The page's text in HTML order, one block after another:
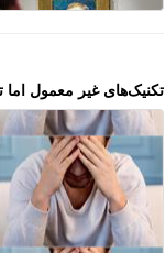
تکنیک‌های غیر معمول اما